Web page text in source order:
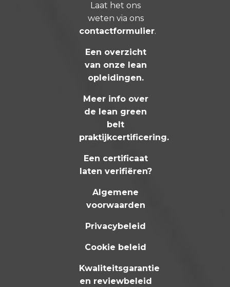
Laat het ons
weten via ons
contactformulier.
Een overzicht
van onze lean
opleidingen.
Meer info over
de lean green
belt
praktijkcertificering.
Een certificaat
laten verifiëren?
Algemene
voorwaarden
Privacybeleid
Cookie beleid
Kwaliteitsgarantie
en reviewbeleid